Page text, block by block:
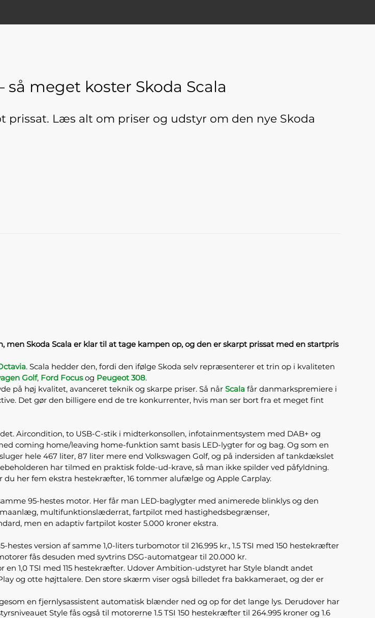
meget koster Skoda Scala
prissat. Læs alt om priser og udstyr om den nye Skoda
Skoda Scala er klar til at tage kampen op, og den er skarpt prissat med en startpris
. Scala hedder den, fordi den ifølge Skoda selv repræsenterer et trin op i kvaliteten
Golf, Ford Focusog Peugeot 308.
på høj kvalitet, avanceret teknik og skarpe priser. Så når Scala får danmarkspremiere i
Det gør den billigere end de tre konkurrenter, hvis man ser bort fra et meget fint
Aircondition, to USB-C-stik i midterkonsollen, infotainmentsystem med DAB+ og
coming home/leaving home-funktion samt basis LED-lygter for og bag. Og som en
hele 467 liter, 87 liter mere end Volkswagen Golf, og på indersiden af tankdækslet
har tilmed en praktisk folde-ud-krave, så man ikke spilder ved påfyldning.
du her fem ekstra hestekræfter, 16 tommer alufælge og Apple Carplay.
95-hestes motor. Her får man LED-baglygter med animerede blinklys og den
multifunktionslæderrat, fartpilot med hastighedsbegrænser,
men en adaptiv fartpilot koster 5.000 kroner ekstra.
version af samme 1,0-liters turbomotor til 216.995 kr., 1.5 TSI med 150 hestekræfter
fås desuden med syvtrins DSG-automatgear til 20.000 kr.
en 1,0 TSI med 115 hestekræfter. Udover Ambition-udstyret har Style blandt andet
og otte højttalere. Den store skærm viser også billedet fra bakkameraet, og der er
en fjernlysassistent automatisk blænder ned og op for det lange lys. Derudover har
Style fås også til motorerne 1.5 TSI 150 hestekræfter til 264.995 kroner og 1.6